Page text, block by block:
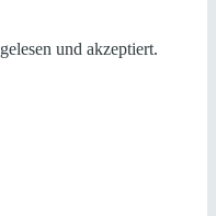
gelesen und akzeptiert.